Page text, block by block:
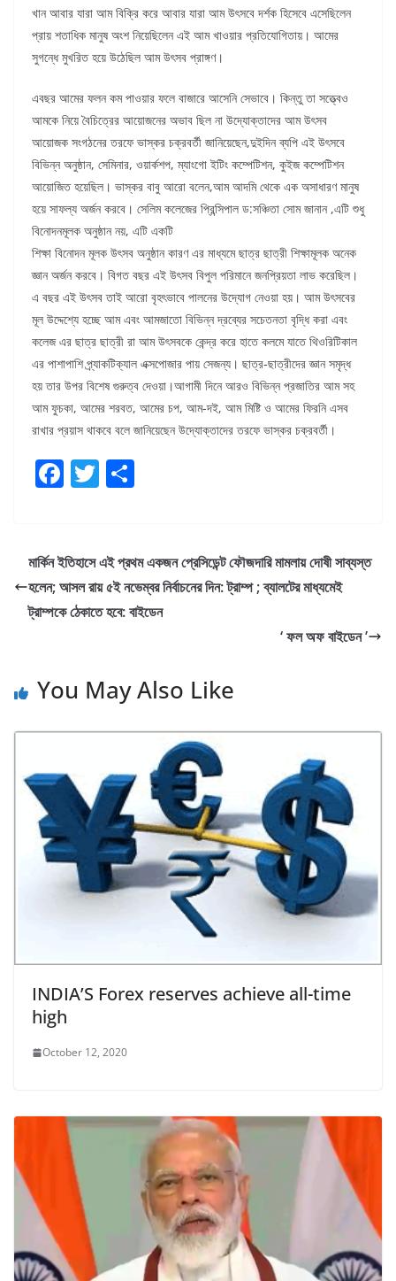
খান আবার যারা আম বিক্রি করে আবার যারা আম উৎসবে দর্শক হিসেবে এসেছিলেন
প্রায় শতাধিক মানুষ অংশ নিয়েছিলেন এই আম খাওয়ার প্রতিযোগিতায়। আমের
সুগন্ধে মুখরিত হয়ে উঠেছিল আম উৎসব প্রাঙ্গণ।
এবছর আমের ফলন কম পাওয়ার ফলে বাজারে আসেনি সেভাবে। কিন্তু তা সত্ত্বেও
আমকে নিয়ে বৈচিত্রের আয়োজনের অভাব ছিল না উদ্যোক্তাদের‌ আম উৎসব
আয়োজক সংগঠনের তরফে ভাস্কর চক্রবর্তী জানিয়েছেন,দুইদিন ব্যপি এই উৎসবে
বিভিন্ন অনুষ্ঠান, সেমিনার, ওয়ার্কশপ, ম্যাংগো ইটিং কম্পেটিশন, কুইজ কম্পেটিশন
আয়োজিত হয়েছিল। ভাস্কর বাবু আরো বলেন,আম আদমি থেকে এক অসাধারণ মানুষ
হয়ে সাফল্য অর্জন করবে। সেলিম কলেজের প্রিন্সিপাল ড:সঞ্চিতা সোম জানান ,এটি শুধু
বিনোদনমূলক অনুষ্ঠান নয়, এটি একটি
শিক্ষা বিনোদন মূলক উৎসব অনুষ্ঠান কারণ এর মাধ্যমে ছাত্র ছাত্রী শিক্ষামূলক অনেক
জ্ঞান অর্জন করবে। বিগত বছর এই উৎসব বিপুল পরিমানে জনপ্রিয়তা লাভ করেছিল।
এ বছর এই উৎসব তাই আরো বৃহৎভাবে পালনের উদ্যোগ নেওয়া হয়। আম উৎসবের
মূল উদ্দেশ্যে হচ্ছে আম এবং আমজাতো বিভিন্ন দ্রব্যের সচেতনতা বৃদ্ধি করা এবং
কলেজ এর ছাত্র ছাত্রী রা আম উৎসবকে কেন্দ্র করে হাতে কলমে যাতে থিওরিটিকাল
এর পাশাপাশি প্র্যাকটিক্যাল এক্সপোজার পায় সেজন্য। ছাত্র-ছাত্রীদের জ্ঞান সমৃদ্ধ
হয় তার উপর বিশেষ গুরুত্ব দেওয়া।আগামী দিনে আরও বিভিন্ন প্রজাতির আম সহ
আম ফুচকা, আমের শরবত, আমের চপ, আম-দই, আম মিষ্টি ও আমের ফিরনি এসব
রাখার প্রয়াস থাকবে বলে জানিয়েছেন উদ্যোক্তাদের তরফে ভাস্কর চক্রবর্তী।
F
e
b
o
T
er e
মার্কিন ইতিহাসে এই প্রথম একজন প্রেসিডেন্ট ফৌজদারি মামলায় দোষী সাব্যস্ত
হলেন; আসল রায় ৫ই নভেম্বর নির্বাচনের দিন: ট্রাম্প ; ব্যালটের মাধ্যমেই
ট্রাম্পকে ঠেকাতে হবে: বাইডেন
‘ ফল অফ বাইডেন ’
You May Also Like
INDIA’S Forex reserves achieve all-time
high
October 12, 2020